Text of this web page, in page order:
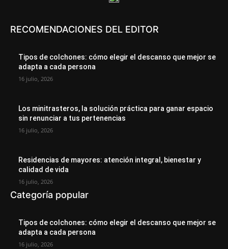
RECOMENDACIONES DEL EDITOR
Tipos de colchones: cómo elegir el descanso que mejor se
adapta a cada persona
16 julio, 2026
Los minitrasteros, la solución práctica para ganar espacio
sin renunciar a tus pertenencias
16 julio, 2026
Residencias de mayores: atención integral, bienestar y
calidad de vida
16 julio, 2026
Categoría popular
Tipos de colchones: cómo elegir el descanso que mejor se
adapta a cada persona
16 julio, 2026